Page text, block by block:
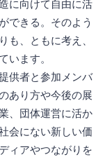
に向けて自由に活
できる。そのよう
も、ともに考え、
います。
供者と参加メンバ
あり方や今後の展
、団体運営に活か
会にない新しい価
ィアやつながりを